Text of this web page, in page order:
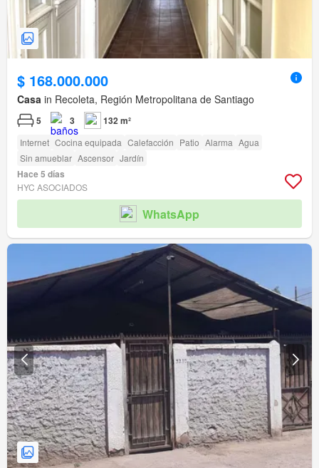
$ 168.000.000
Casa in Recoleta, Región Metropolitana de Santiago
5 3 132 m²
Internet Cocina equipada Calefacción Patio Alarma Agua
Sin amueblar Ascensor Jardín
Hace 5 días
HYC ASOCIADOS
WhatsApp